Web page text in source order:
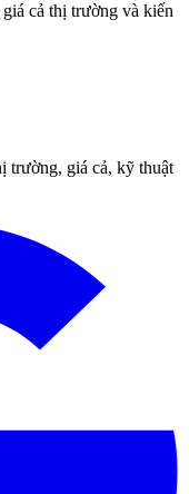
cả thị trường và kiến
trường, giá cả, kỹ thuật